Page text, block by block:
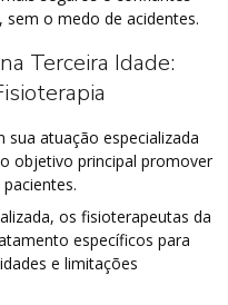
sem o medo de acidentes.
Terceira Idade:
sua atuação especializada
objetivo principal promover
os fisioterapeutas da
específicos para
e limitações